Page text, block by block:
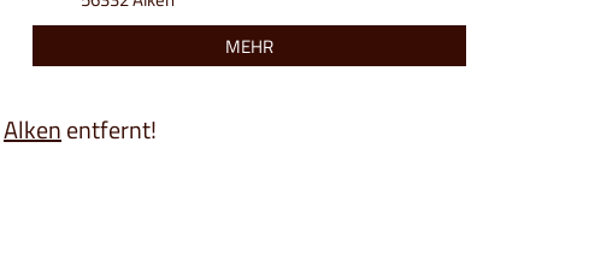
MEHR
Alkenentfernt!